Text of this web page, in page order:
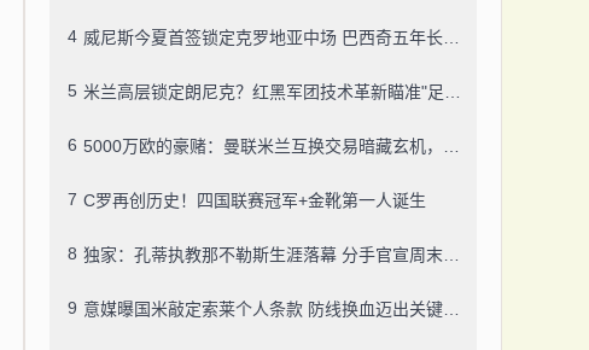
4
5
6
7 C罗再创历史！四国联赛冠军+金靴第一人诞生
8
9